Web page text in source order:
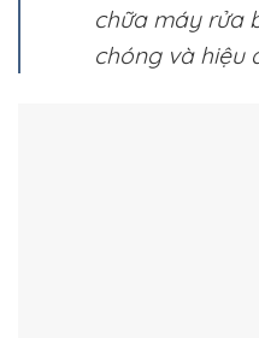
chữa máy rửa
chóng và hiệu